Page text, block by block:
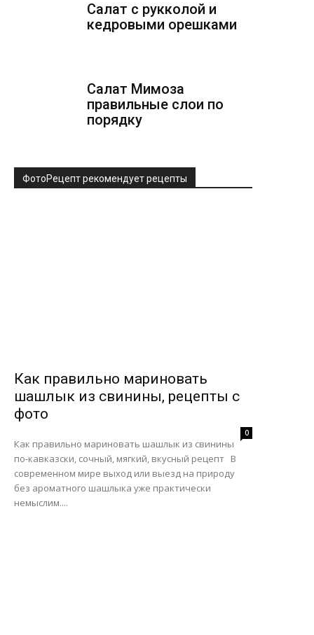
Салат с рукколой и
кедровыми орешками
Салат Мимоза
правильные слои по
порядку
ФотоРецепт рекомендует рецепты
Как правильно мариновать
шашлык из свинины, рецепты с
фото
0
Как правильно мариновать шашлык из свинины
по-кавказски, сочный, мягкий, вкусный рецепт В
современном мире выход или выезд на природу
без ароматного шашлыка уже практически
немыслим....